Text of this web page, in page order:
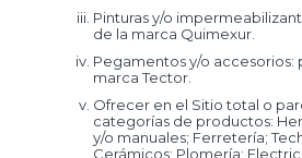
Pinturas y/o
de la marca Quimexur.
Pegamentos y/o
marca Tector.
Ofrecer en el Sitio total o
categorías de productos:
y/o manuales; Ferretería;
Cerámicos; Plomería;